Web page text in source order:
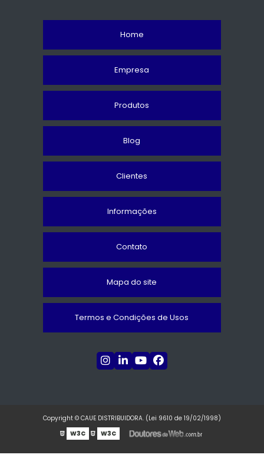
Home
Empresa
Produtos
Blog
Clientes
Informações
Contato
Mapa do site
Termos e Condições de Usos
Copyright © CAUE DISTRIBUIDORA. (Lei 9610 de 19/02/1998)
W3C
W3C